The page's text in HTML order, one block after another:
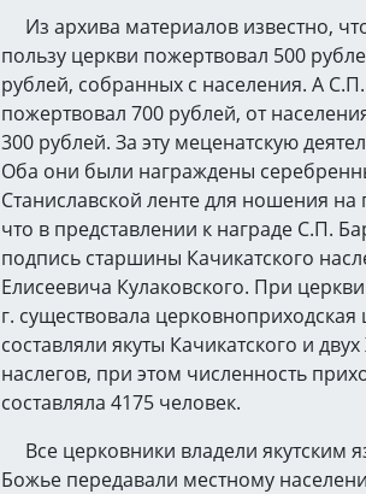
Из архива материалов известно,
пользу церкви пожертвовал 500
рублей, собранных с населения. А
пожертвовал 700 рублей, от
300 рублей. За эту меценатскую
Оба они были награждены
Станиславской ленте для ношения на
что в представлении к награде С.П.
подпись старшины Качикатского
Елисеевича Кулаковского. При
г. существовала
составляли якуты Качикатского и
наслегов, при этом численность
составляла 4175 человек.
Все церковники владели якутским
Божье передавали местному